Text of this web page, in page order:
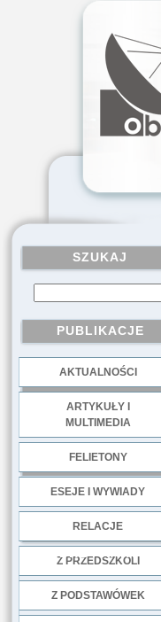
SZUKAJ
PUBLIKACJE
AKTUALNOŚCI
ARTYKUŁY I
MULTIMEDIA
FELIETONY
ESEJE I WYWIADY
RELACJE
Z PRZEDSZKOLI
Z PODSTAWÓWEK